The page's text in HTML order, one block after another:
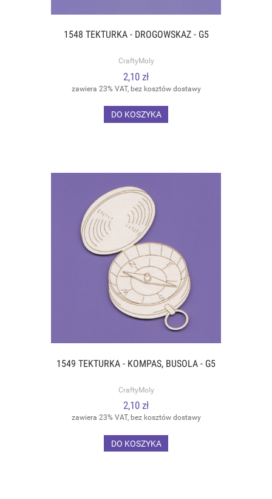
1548 TEKTURKA - DROGOWSKAZ - G5
CraftyMoly
2,10 zł
zawiera 23% VAT, bez kosztów dostawy
DO KOSZYKA
1549 TEKTURKA - KOMPAS, BUSOLA - G5
CraftyMoly
2,10 zł
zawiera 23% VAT, bez kosztów dostawy
DO KOSZYKA